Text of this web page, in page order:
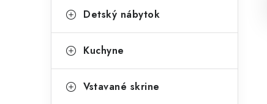
Detský nábytok
Kuchyne
Vstavané skrine